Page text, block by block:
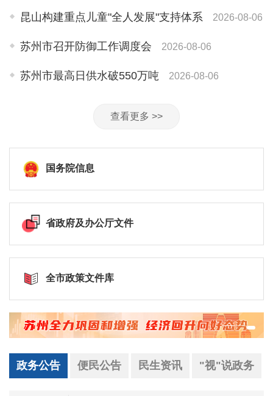
昆山构建重点儿童"全人发展"支持体系 2026-08-06
苏州市召开防御工作调度会 2026-08-06
苏州市最高日供水破550万吨 2026-08-06
查看更多 >>
国务院信息
省政府及办公厅文件
全市政策文件库
政务公告 便民公告 民生资讯 "视"说政务